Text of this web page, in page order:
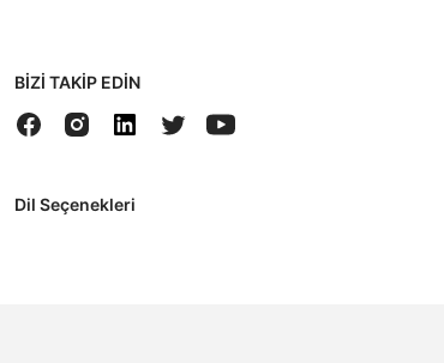
BİZİ TAKİP EDİN
Dil Seçenekleri